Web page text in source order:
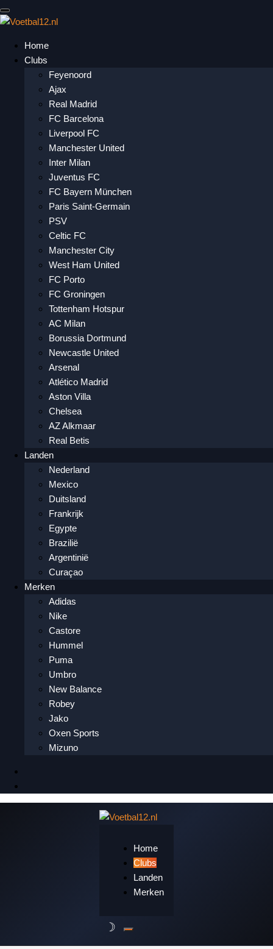
Home
Clubs
Feyenoord
Ajax
Real Madrid
FC Barcelona
Liverpool FC
Manchester United
Inter Milan
Juventus FC
FC Bayern München
Paris Saint-Germain
PSV
Celtic FC
Manchester City
West Ham United
FC Porto
FC Groningen
Tottenham Hotspur
AC Milan
Borussia Dortmund
Newcastle United
Arsenal
Atlético Madrid
Aston Villa
Chelsea
AZ Alkmaar
Real Betis
Landen
Nederland
Mexico
Duitsland
Frankrijk
Egypte
Brazilië
Argentinië
Curaçao
Merken
Adidas
Nike
Castore
Hummel
Puma
Umbro
New Balance
Robey
Jako
Oxen Sports
Mizuno
Home
Clubs
Landen
Merken